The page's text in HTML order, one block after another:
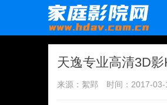
天逸专业高清3D
来源：絮郢 时间：2017-03-